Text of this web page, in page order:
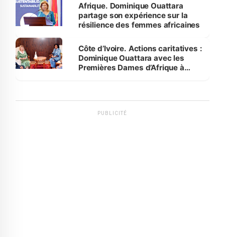
Afrique. Dominique Ouattara
partage son expérience sur la
résilience des femmes africaines
Côte d’Ivoire. Actions caritatives :
Dominique Ouattara avec les
Premières Dames d’Afrique à
PUBLICITÉ